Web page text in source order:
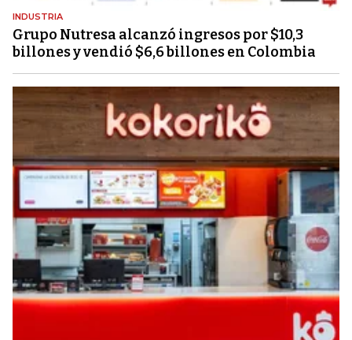
INDUSTRIA
Grupo Nutresa alcanzó ingresos por $10,3
billones y vendió $6,6 billones en Colombia